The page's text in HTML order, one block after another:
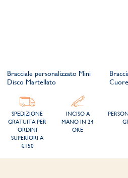
Bracciale personalizzato Mini
Disco Martellato
SPEDIZIONE
GRATUITA PER
ORDINI
SUPERIORI A
€150
INCISO A
MANO IN 24
ORE